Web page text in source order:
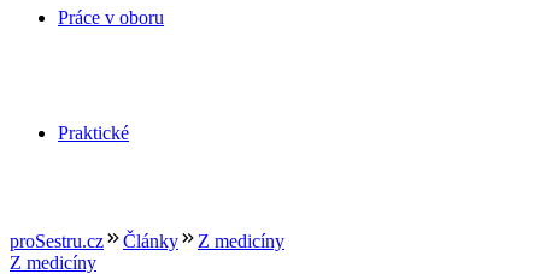
Práce v oboru
Praktické
proSestru.cz Články
Z medicíny
Z medicíny